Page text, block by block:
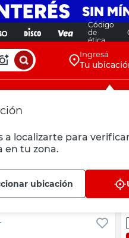
Código
de
ética
Ingresá
Tu
a localizarte para
en tu zona.
ubicación